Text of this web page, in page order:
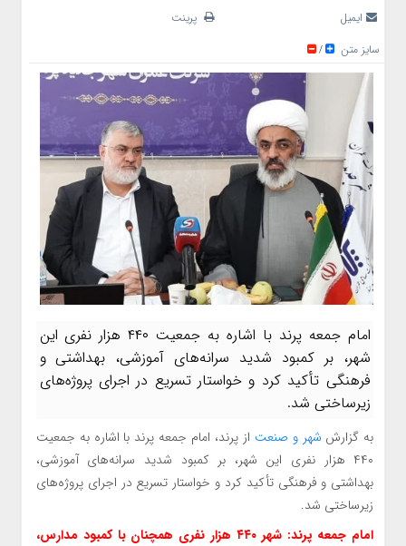
ایمیل
پرینت
سایز متن
/
امام جمعه پرند با اشاره به جمعیت ۴۴۰ هزار نفری این
شهر، بر کمبود شدید سرانه‌های آموزشی، بهداشتی و
فرهنگی تأکید کرد و خواستار تسریع در اجرای پروژه‌های
زیرساختی شد.
به گزارش شهر و صنعت از پرند، امام جمعه پرند با اشاره به جمعیت
۴۴۰ هزار نفری این شهر، بر کمبود شدید سرانه‌های آموزشی،
بهداشتی و فرهنگی تأکید کرد و خواستار تسریع در اجرای پروژه‌های
زیرساختی شد.
امام جمعه پرند: شهر ۴۴۰ هزار نفری همچنان با کمبود مدارس،